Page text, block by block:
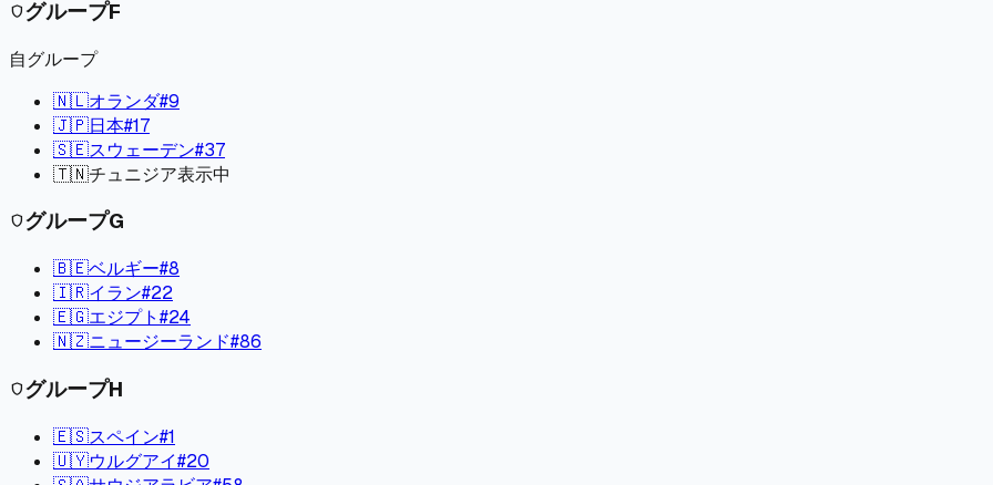
shieldグループF
自グループ
🇳🇱オランダ#9
🇯🇵日本#17
🇸🇪スウェーデン#37
🇹🇳チュニジア表示中
shieldグループG
🇧🇪ベルギー#8
🇮🇷イラン#22
🇪🇬エジプト#24
🇳🇿ニュージーランド#86
shieldグループH
🇪🇸スペイン#1
🇺🇾ウルグアイ#20